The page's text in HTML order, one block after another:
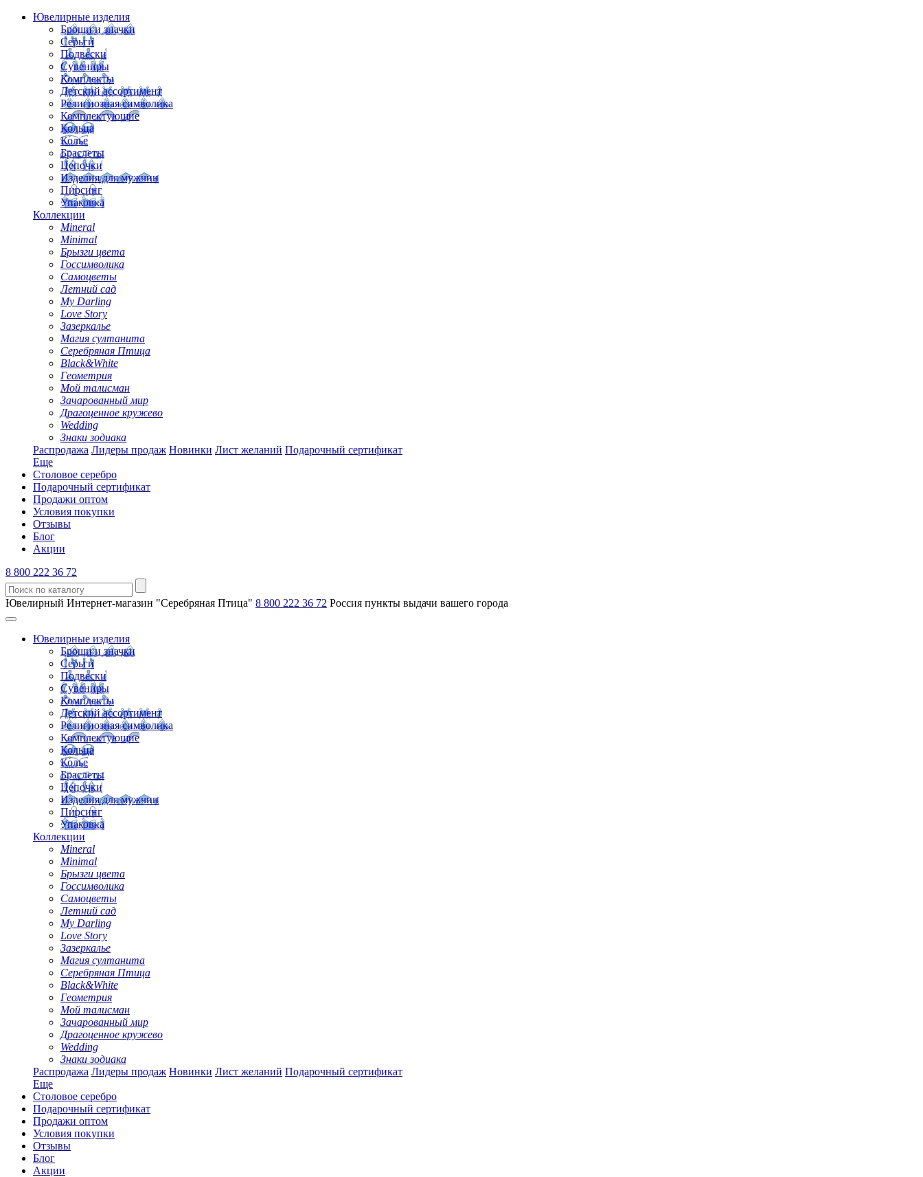
Ювелирные изделия
Броши и значки
Серьги
Подвески
Сувениры
Комплекты
Детский ассортимент
Религиозная символика
Комплектующие
Кольца
Колье
Браслеты
Цепочки
Изделия для мужчин
Пирсинг
Упаковка
Коллекции
Mineral
Minimal
Брызги цвета
Госсимволика
Самоцветы
Летний сад
My Darling
Love Story
Зазеркалье
Магия султанита
Серебряная Птица
Black&White
Геометрия
Мой талисман
Зачарованный мир
Драгоценное кружево
Wedding
Знаки зодиака
Распродажа Лидеры продаж Новинки Лист желаний Подарочный сертификат
Еще
Столовое серебро
Подарочный сертификат
Продажи оптом
Условия покупки
Отзывы
Блог
Акции
8 800 222 36 72
Ювелирный Интернет-магазин "Серебряная Птица" 8 800 222 36 72 Россия пункты выдачи вашего города
Ювелирные изделия
Броши и значки
Серьги
Подвески
Сувениры
Комплекты
Детский ассортимент
Религиозная символика
Комплектующие
Кольца
Колье
Браслеты
Цепочки
Изделия для мужчин
Пирсинг
Упаковка
Коллекции
Mineral
Minimal
Брызги цвета
Госсимволика
Самоцветы
Летний сад
My Darling
Love Story
Зазеркалье
Магия султанита
Серебряная Птица
Black&White
Геометрия
Мой талисман
Зачарованный мир
Драгоценное кружево
Wedding
Знаки зодиака
Распродажа Лидеры продаж Новинки Лист желаний Подарочный сертификат
Еще
Столовое серебро
Подарочный сертификат
Продажи оптом
Условия покупки
Отзывы
Блог
Акции